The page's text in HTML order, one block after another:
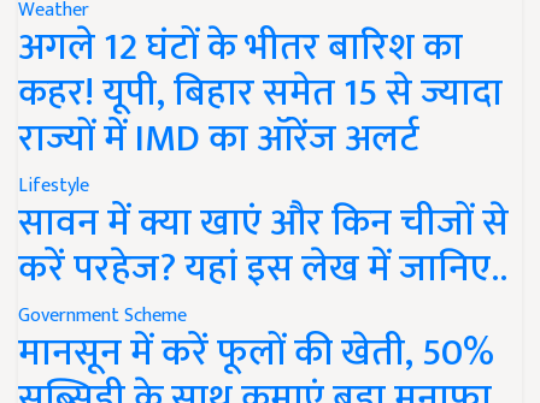
Weather
अगले 12 घंटों के भीतर बारिश का
कहर! यूपी, बिहार समेत 15 से ज्यादा
राज्यों में IMD का ऑरेंज अलर्ट
Lifestyle
सावन में क्या खाएं और किन चीजों से
करें परहेज? यहां इस लेख में जानिए..
Government Scheme
मानसून में करें फूलों की खेती, 50%